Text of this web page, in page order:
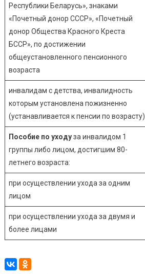
Республики Беларусь», знаками
«Почетный донор СССР», «Почетный
донор Общества Красного Креста
БССР», по достижении
общеустановленного пенсионного
возраста
инвалидам с детства, инвалидность
которым установлена пожизненно
(устанавливается к пенсии по возрасту)
Пособие по уходуза инвалидом 1
группы либо лицом, достигшим 80-
летнего возраста:
при осуществлении ухода за одним
лицом
при осуществлении ухода за двумя и
более лицами